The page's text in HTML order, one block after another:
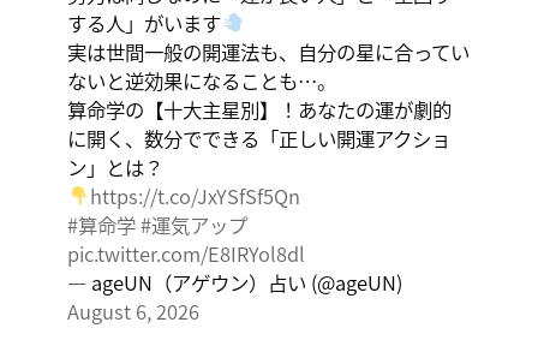
する人」がいます
実は世間一般の開運法も、自分の星に合ってい
ないと逆効果になることも…。
算命学の【十大主星別】！あなたの運が劇的
に開く、数分でできる「正しい開運アクショ
ン」とは？
https://t.co/JxYSfSf5Qn
#算命学#運気アップ
pic.twitter.com/E8IRYol8dl
— ageUN（アゲウン）占い (@ageUN)
August 6, 2026